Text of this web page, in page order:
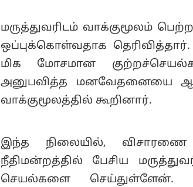
மருத்துவரிடம் வாக்குமூலம்
ஒப்புக்கொள்வதாக
மிக மோசமான
அனுபவித்த மனவேதனையை
வாக்குமூலத்தில் கூறினார்.
இந்த நிலையில்,
நீதிமன்றத்தில் பேசிய
செயல்களை